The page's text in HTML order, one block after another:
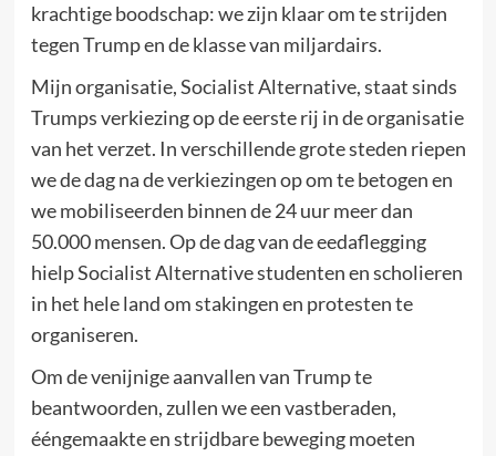
krachtige boodschap: we zijn klaar om te strijden
tegen Trump en de klasse van miljardairs.
Mijn organisatie, Socialist Alternative, staat sinds
Trumps verkiezing op de eerste rij in de organisatie
van het verzet. In verschillende grote steden riepen
we de dag na de verkiezingen op om te betogen en
we mobiliseerden binnen de 24 uur meer dan
50.000 mensen. Op de dag van de eedaflegging
hielp Socialist Alternative studenten en scholieren
in het hele land om stakingen en protesten te
organiseren.
Om de venijnige aanvallen van Trump te
beantwoorden, zullen we een vastberaden,
ééngemaakte en strijdbare beweging moeten